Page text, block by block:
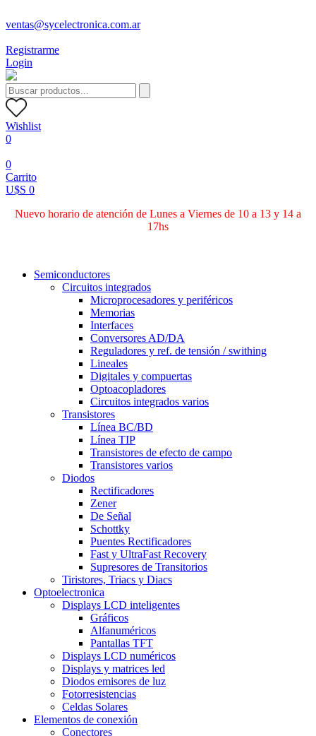
ventas@sycelectronica.com.ar
Registrarme
Login
Wishlist
0
0
Carrito
U$S 0
Nuevo horario de atención de Lunes a Viernes de 10 a 13 y 14 a
17hs
Semiconductores
Circuitos integrados
Microprocesadores y periféricos
Memorias
Interfaces
Conversores AD/DA
Reguladores y ref. de tensión / swithing
Lineales
Digitales y compuertas
Optoacopladores
Circuitos integrados varios
Transistores
Línea BC/BD
Línea TIP
Transistores de efecto de campo
Transistores varios
Diodos
Rectificadores
Zener
De Señal
Schottky
Puentes Rectificadores
Fast y UltraFast Recovery
Supresores de Transitorios
Tiristores, Triacs y Diacs
Optoelectronica
Displays LCD inteligentes
Gráficos
Alfanuméricos
Pantallas TFT
Displays LCD numéricos
Displays y matrices led
Diodos emisores de luz
Fotorresistencias
Celdas Solares
Elementos de conexión
Conectores